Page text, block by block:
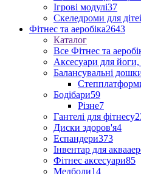
Ігрові модулі37
Скеледроми для
Фітнес та аеробіка2643
Каталог
Все Фітнес та
Аксесуари для йоги,
Балансувальні
Бодібари59
Різне7
Гантелі для фітнесу
Диски здоров'я4
Еспандери373
Інвентар для
Фітнес аксесуари85
Медболи14